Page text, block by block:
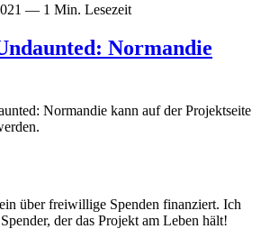
— 1 Min. Lesezeit
Normandie
Normandie kann auf der Projektseite
über freiwillige Spenden finanziert. Ich
der das Projekt am Leben hält!